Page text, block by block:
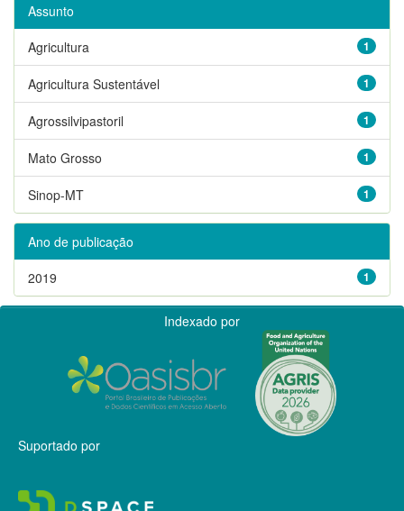
Assunto
1
Agricultura
1
Agricultura Sustentável
1
Agrossilvipastoril
1
Mato Grosso
1
Sinop-MT
Ano de publicação
1
2019
Indexado por
Suportado por